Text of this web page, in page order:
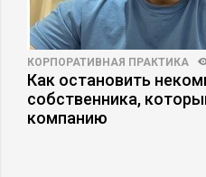
КОРПОРАТИВНАЯ ПРАКТИКА
Как остановить
собственника,
компанию